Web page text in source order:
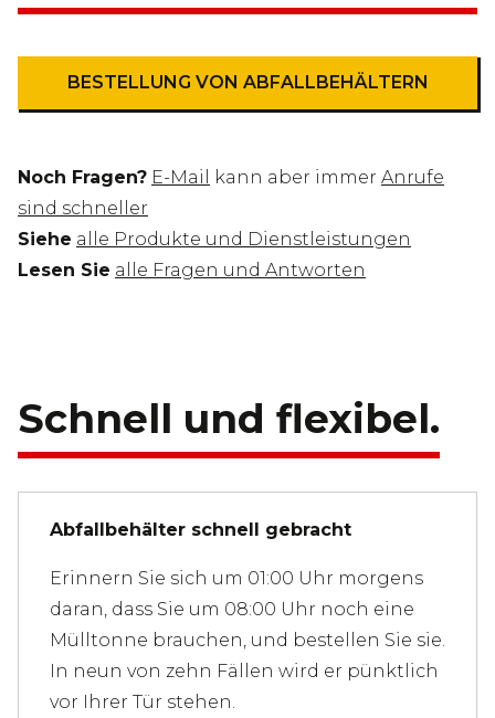
BESTELLUNG VON ABFALLBEHÄLTERN
Noch Fragen? E-Mail kann aber immer Anrufe
sind schneller
Siehe alle Produkte und Dienstleistungen
Lesen Sie alle Fragen und Antworten
Schnell und flexibel.
Abfallbehälter schnell gebracht
Erinnern Sie sich um 01:00 Uhr morgens
daran, dass Sie um 08:00 Uhr noch eine
Mülltonne brauchen, und bestellen Sie sie.
In neun von zehn Fällen wird er pünktlich
vor Ihrer Tür stehen.